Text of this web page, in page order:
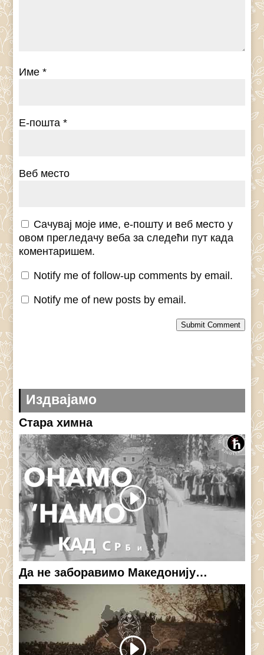
Име*
Е-пошта*
Веб место
Сачувај моје име, е-пошту и веб место у
овом прегледачу веба за следећи пут када
коментаришем.
Notify me of follow-up comments by email.
Notify me of new posts by email.
Submit Comment
Издвајамо
Стара химна
Да не заборавимо Македонију…